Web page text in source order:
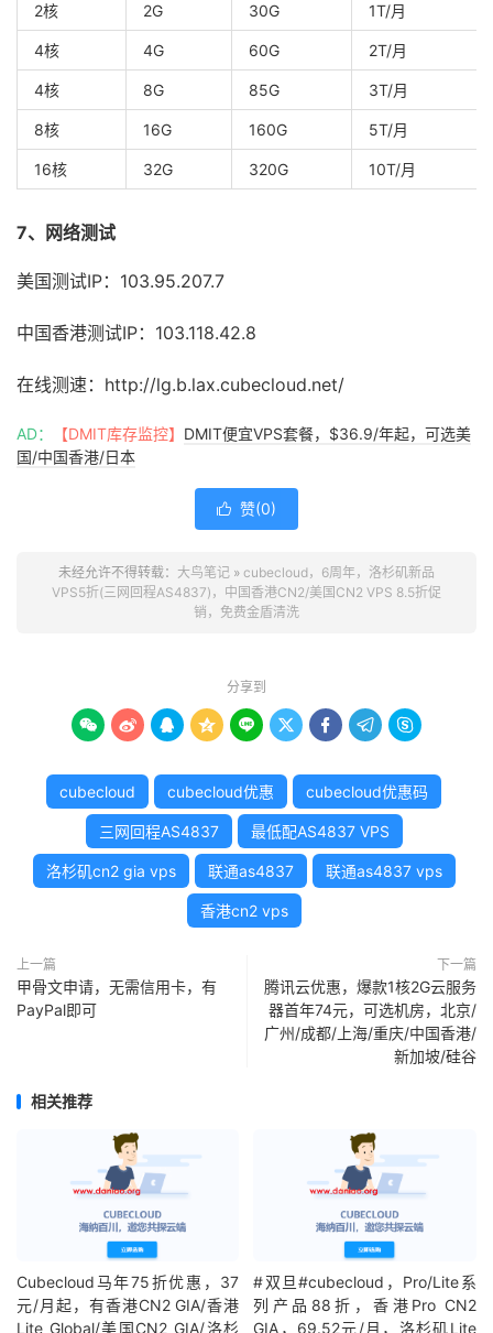
2核 2G 30G 1T/月
4核 4G 60G 2T/月
4核 8G 85G 3T/月
8核 16G 160G 5T/月
16核 32G 320G 10T/月
7、网络测试
美国测试IP：103.95.207.7
中国香港测试IP：103.118.42.8
在线测速：http://lg.b.lax.cubecloud.net/
AD： 【DMIT库存监控】 DMIT便宜VPS套餐，$36.9/年起，可选美
国/中国香港/日本
 赞(0)
未经允许不得转载： 大鸟笔记 » cubecloud，6周年，洛杉矶新品
VPS5折(三网回程AS4837)，中国香港CN2/美国CN2 VPS 8.5折促
销，免费金盾清洗
分享到
        
cubecloud cubecloud优惠 cubecloud优惠码
三网回程AS4837 最低配AS4837 VPS
洛杉矶cn2 gia vps 联通as4837 联通as4837 vps
香港cn2 vps
上一篇
甲骨文申请，无需信用卡，有
PayPal即可
下一篇
腾讯云优惠，爆款1核2G云服务
器首年74元，可选机房，北京/
广州/成都/上海/重庆/中国香港/
新加坡/硅谷
相关推荐
Cubecloud马年75折优惠，37
元/月起，有香港CN2 GIA/香港
Lite Global/美国CN2 GIA/洛杉
#双旦#cubecloud，Pro/Lite系
列产品88折，香港Pro CN2
GIA，69.52元/月，洛杉矶Lite